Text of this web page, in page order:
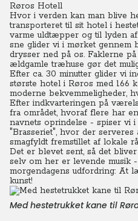
Røros Hotell
Hvor i verden kan man blive
transporteret til sit hotel i
varme uldtæpper og til lyden
sne glider vi i mørket gennem
drysser ned på os. Faklerne
ældgamle træhuse gør det
Efter ca. 30 minutter glider vi
største hotel i Røros med 166
moderne bekvemmeligheder,
Efter indkvarteringen på
fra området, hvoraf flere har
navnets oprindelse - spiser vi
"Brasseriet", hvor der
smagfyldt fremstillet af lokale
Det er blevet sent, så det
selv om her er levende
morgendagens udfordring: At
kunst!
Med hestetrukket kane til